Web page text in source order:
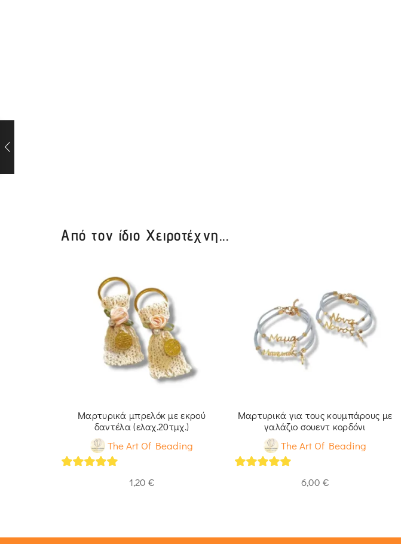
Από τον ίδιο Χειροτέχνη...
Μαρτυρικά μπρελόκ με εκρού
δαντέλα (ελαχ.20τμχ.)
The Art Of Beading
1,20 €
Μαρτυρικά για τους κουμπάρους με
γαλάζιο σουεντ κορδόνι
The Art Of Beading
6,00 €